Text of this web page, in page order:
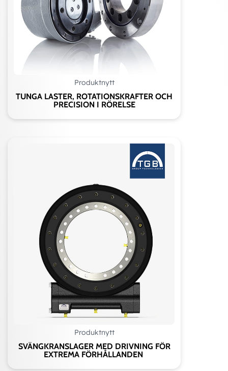
Produktnytt
TUNGA LASTER, ROTATIONSKRAFTER OCH
PRECISION I RÖRELSE
Produktnytt
SVÄNGKRANSLAGER MED DRIVNING FÖR
EXTREMA FÖRHÅLLANDEN